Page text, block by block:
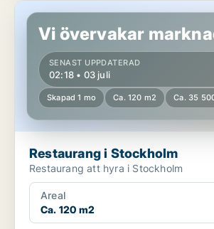
Restaurang i Stockholm
Vi övervakar
SENAST UPPDATERAD
02:18 • 03 juli
Skapad 1 mo Ca. 120 m2 Ca. 35
Restaurang i Stockholm
Restaurang att hyra i Stockholm
Areal
Ca. 120 m2